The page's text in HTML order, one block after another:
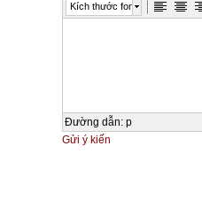
khổng lồ nào được
Mỹ và Cục quản lý
để nghiên cứu
Kích thước font
Đường dẫn: p
Gửi ý kiến